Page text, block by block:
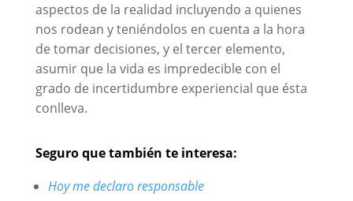
aspectos de la realidad incluyendo a quienes
nos rodean y teniéndolos en cuenta a la hora
de tomar decisiones, y el tercer elemento,
asumir que la vida es impredecible con el
grado de incertidumbre experiencial que ésta
conlleva.
Seguro que también te interesa:
Hoy me declaro responsable